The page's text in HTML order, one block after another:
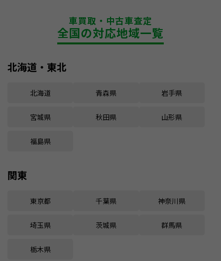
車買取・中古車査定
全国の対応地域一覧
北海道・東北
北海道 青森県 岩手県
宮城県 秋田県 山形県
福島県
関東
東京都 千葉県 神奈川県
埼玉県 茨城県 群馬県
栃木県